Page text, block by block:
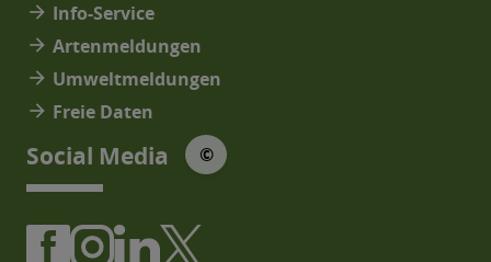
arrow_forward Info-Service
arrow_forward Artenmeldungen
arrow_forward Umweltmeldungen
arrow_forward Freie Daten
Social Media © © Social Media Icons: jam-